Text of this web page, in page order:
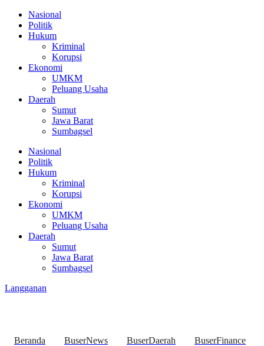
Nasional
Politik
Hukum
Kriminal
Korupsi
Ekonomi
UMKM
Peluang Usaha
Daerah
Sumut
Jawa Barat
Sumbagsel
Nasional
Politik
Hukum
Kriminal
Korupsi
Ekonomi
UMKM
Peluang Usaha
Daerah
Sumut
Jawa Barat
Sumbagsel
Langganan
Beranda BuserNews BuserDaerah BuserFinance